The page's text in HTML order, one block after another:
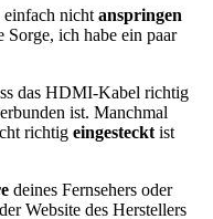
einfach nicht anspringen
Sorge, ich habe ein paar
das HDMI-Kabel richtig
ist. Manchmal
richtig eingesteckt ist
deines Fernsehers oder
Website des Herstellers